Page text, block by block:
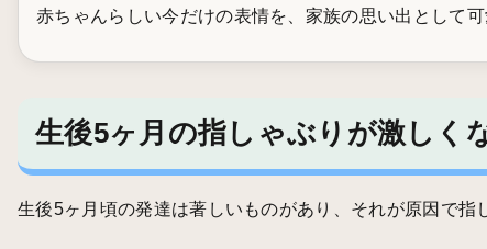
赤ちゃんらしい今だけの表情を、家族の思い出として
生後5ヶ月の指しゃぶりが激しく
生後5ヶ月頃の発達は著しいものがあり、それが原因で指